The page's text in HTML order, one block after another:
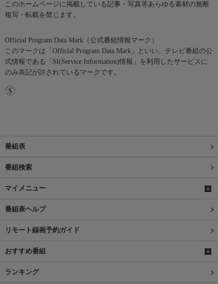
このホームページに掲載している記事・写真等あらゆる素材の無断
複写・転載を禁じます。
Official Program Data Mark（公式番組情報マーク）
このマークは「Official Program Data Mark」といい、テレビ番組の公
式情報である「SI(Service Information)情報」を利用したサービスに
のみ表記が許されているマークです。
番組表
番組検索
マイメニュー
番組表ヘルプ
リモート録画予約ガイド
おすすめ番組
ランキング